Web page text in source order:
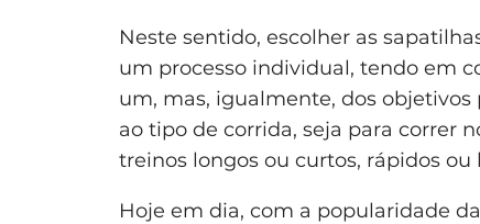
Neste sentido, escolher as
um processo individual, tendo em
um, mas, igualmente, dos objetivos
ao tipo de corrida, seja para correr
treinos longos ou curtos, rápidos ou
Hoje em dia, com a popularidade